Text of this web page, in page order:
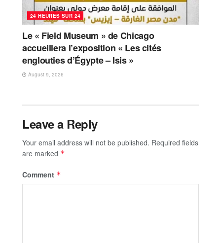
24 HEURES SUR 24
Le « Field Museum » de Chicago
accueillera l’exposition « Les cités
englouties d’Égypte – Isis »
August 9, 2026
Leave a Reply
Your email address will not be published. Required fields
are marked *
Comment *